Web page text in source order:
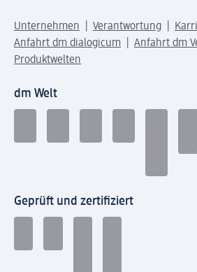
Unternehmen Verantwortung
Anfahrt dm dialogicum
Anfahrt dm
Produktwelten
dm Welt
Geprüft und zertifiziert